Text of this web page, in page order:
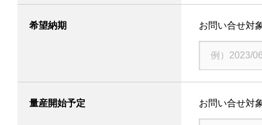
希望納期 お問い合せ対
量産開始予定 お問い合せ対
製品情報
技術・事例